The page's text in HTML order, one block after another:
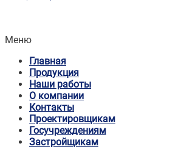
Меню
Главная
Продукция
Наши работы
О компании
Контакты
Проектировщикам
Госучреждениям
Застройщикам